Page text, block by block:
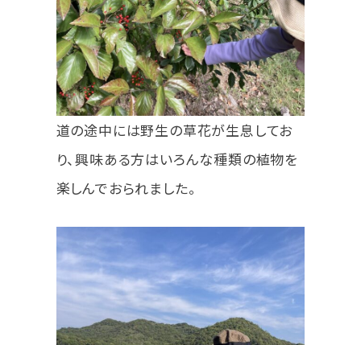
道の途中には野生の草花が生息してお
り、興味ある方はいろんな種類の植物を
楽しんでおられました。